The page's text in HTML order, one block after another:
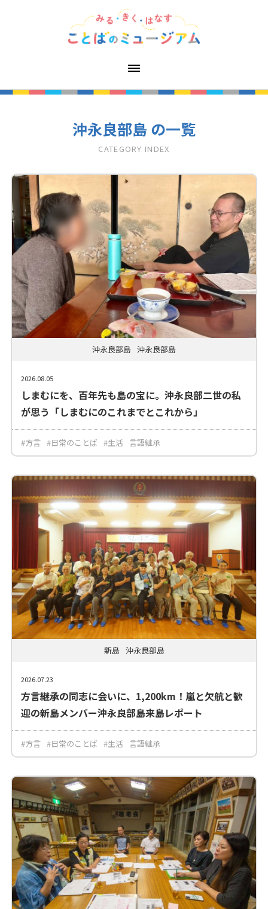
沖永良部島 の一覧
CATEGORY INDEX
沖永良部島 沖永良部島
2026.08.05
しまむにを、百年先も島の宝に。沖永良部二世の私
が思う「しまむにのこれまでとこれから」
#方言 #日常のことば #生活 言語継承
新島 沖永良部島
2026.07.23
方言継承の同志に会いに、1,200km！嵐と欠航と歓
迎の新島メンバー沖永良部島来島レポート
#方言 #日常のことば #生活 言語継承